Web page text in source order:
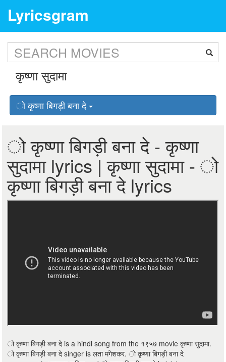
Lyricsgram
ो कृष्णा बिगड़ी बना दे
ो कृष्णा बिगड़ी बना दे - कृष्णा
सुदामा lyrics | कृष्णा सुदामा - ो
कृष्णा बिगड़ी बना दे lyrics
ो कृष्णा बिगड़ी बना दे is a hindi song from the १९५७ movie कृष्णा सुदामा.
ो कृष्णा बिगड़ी बना दे singer is लता मंगेशकर. ो कृष्णा बिगड़ी बना दे